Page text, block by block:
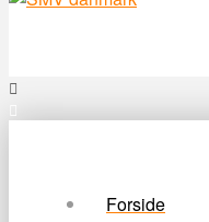
Forside